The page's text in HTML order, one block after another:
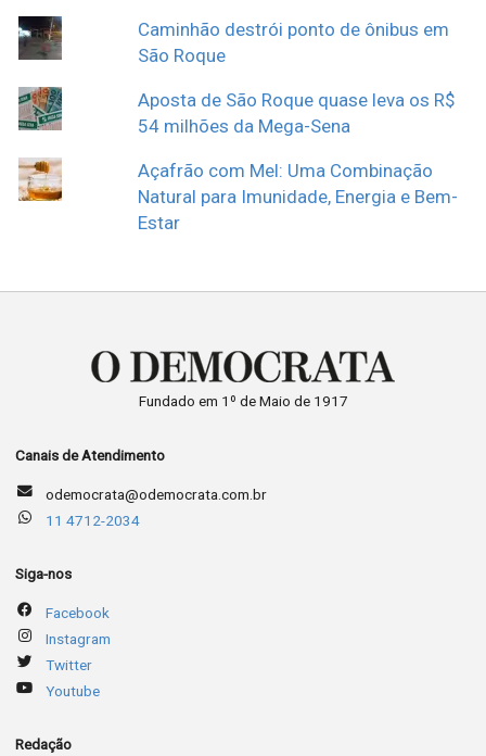
Caminhão destrói ponto de ônibus em
São Roque
Aposta de São Roque quase leva os R$
54 milhões da Mega-Sena
Açafrão com Mel: Uma Combinação
Natural para Imunidade, Energia e Bem-
Estar
Fundado em 1º de Maio de 1917
Canais de Atendimento
odemocrata@odemocrata.com.br
11 4712-2034
Siga-nos
Facebook
Instagram
Twitter
Youtube
Redação